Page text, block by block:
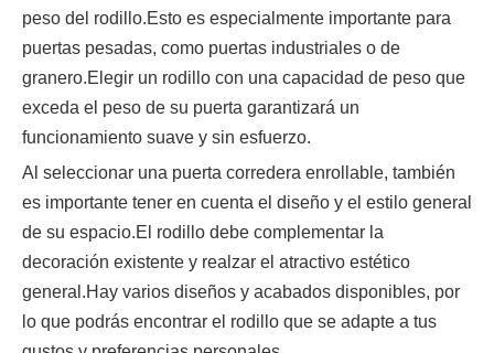
peso del rodillo.Esto es especialmente importante para
puertas pesadas, como puertas industriales o de
granero.Elegir un rodillo con una capacidad de peso que
exceda el peso de su puerta garantizará un
funcionamiento suave y sin esfuerzo.
Al seleccionar una puerta corredera enrollable, también
es importante tener en cuenta el diseño y el estilo general
de su espacio.El rodillo debe complementar la
decoración existente y realzar el atractivo estético
general.Hay varios diseños y acabados disponibles, por
lo que podrás encontrar el rodillo que se adapte a tus